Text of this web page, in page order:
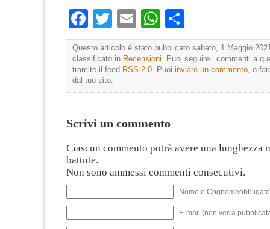
Facebook
TwitterEmailWhatsApp
Questo articolo è stato pubblicato sabato, 1 Maggio
classificato in Recensioni. Puoi seguire i commenti a
tramite il feed RSS 2.0. Puoi inviare un commento, o
dal tuo sito.
Scrivi un commento
Ciascun commento potrà avere una lunghezza
battute.
Non sono ammessi commenti consecutivi.
Nome e
E-mail (non verrà